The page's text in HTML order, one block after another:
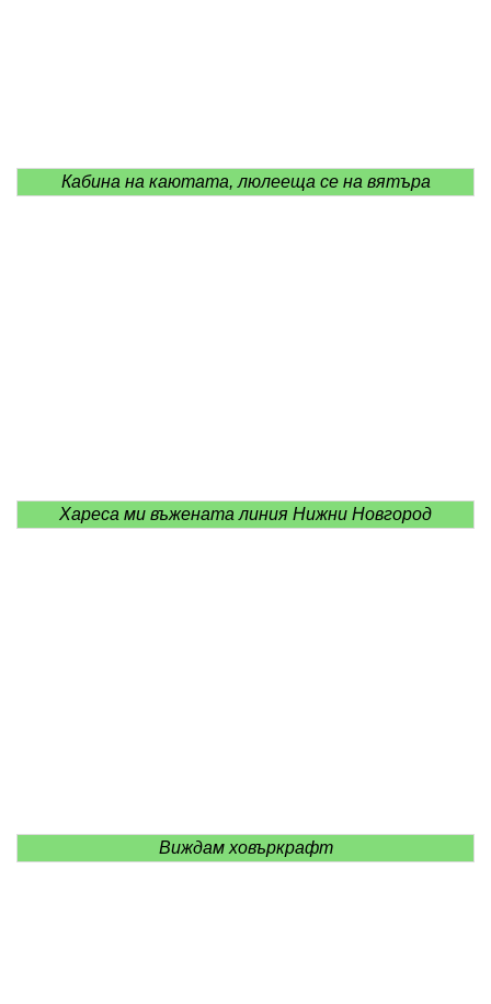
Кабина на каютата, люлееща се на вятъра
Хареса ми въжената линия Нижни Новгород
Виждам ховъркрафт